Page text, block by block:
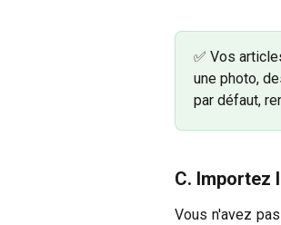
✅ Vos
une photo,
par défaut,
C. Importez
Vous n'avez